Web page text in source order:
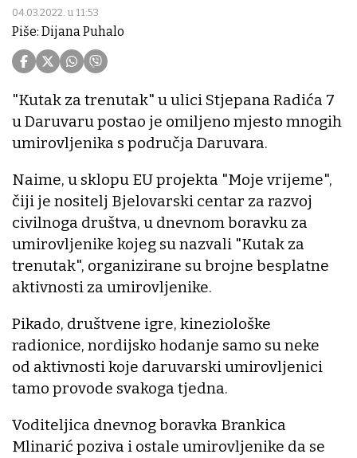
04.03.2022. u 11:53
Piše: Dijana Puhalo
"Kutak za trenutak" u ulici Stjepana Radića 7
u Daruvaru postao je omiljeno mjesto mnogih
umirovljenika s područja Daruvara.
Naime, u sklopu EU projekta "Moje vrijeme",
čiji je nositelj Bjelovarski centar za razvoj
civilnoga društva, u dnevnom boravku za
umirovljenike kojeg su nazvali "Kutak za
trenutak", organizirane su brojne besplatne
aktivnosti za umirovljenike.
Pikado, društvene igre, kineziološke
radionice, nordijsko hodanje samo su neke
od aktivnosti koje daruvarski umirovljenici
tamo provode svakoga tjedna.
Voditeljica dnevnog boravka Brankica
Mlinarić poziva i ostale umirovljenike da se